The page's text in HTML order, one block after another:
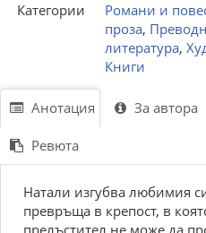
Категории
Романи и
проза,
литература,
Книги
Анотация За автора
Ревюта
Натали изгубва любимия
превръща в крепост, в
прелъстител не може да